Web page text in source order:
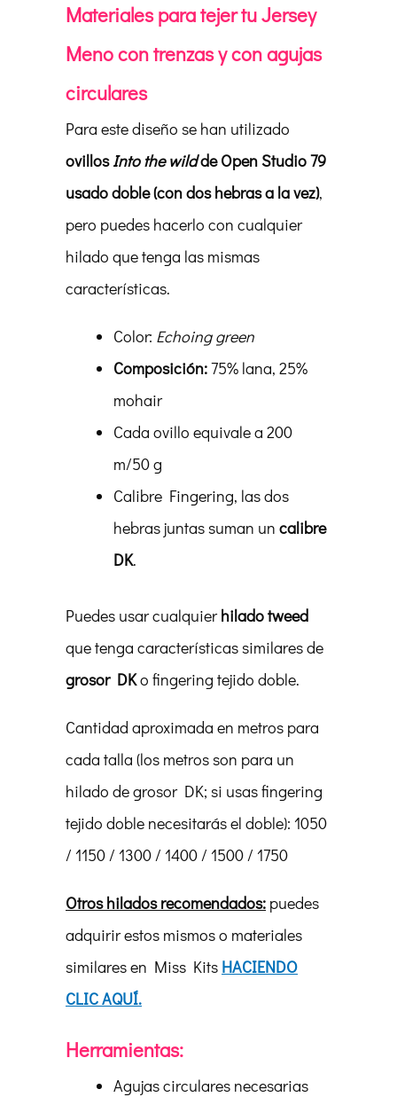
Materiales para tejer tu Jersey
Meno con trenzas y con agujas
circulares
Para este diseño se han utilizado
ovillosInto the wildde Open Studio 79
usado doble (con dos hebras a la vez),
pero puedes hacerlo con cualquier
hilado que tenga las mismas
características.
Color: Echoing green
Composición:75% lana, 25%
mohair
Cada ovillo equivale a 200
m/50 g
Calibre Fingering, las dos
hebras juntas suman un calibre
DK.
Puedes usar cualquierhilado tweed
que tenga características similares de
grosor DKo fingering tejido doble.
Cantidad aproximada en metros para
cada talla (los metros son para un
hilado de grosor DK; si usas fingering
tejido doble necesitarás el doble): 1050
/ 1150 / 1300 / 1400 / 1500 / 1750
Otros hilados recomendados: puedes
adquirir estos mismos o materiales
similares en Miss Kits HACIENDO
CLIC AQUÍ.
Herramientas:
Agujas circulares necesarias